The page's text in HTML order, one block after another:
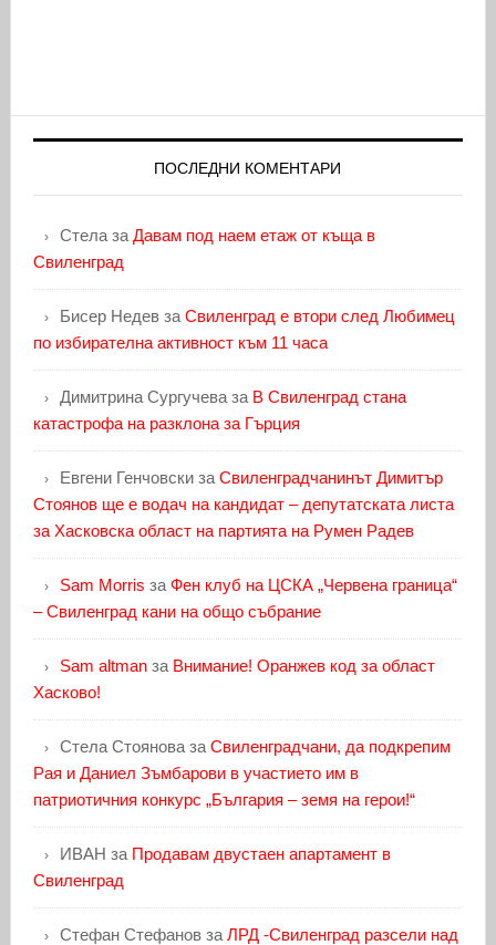
ПОСЛЕДНИ КОМЕНТАРИ
Стелаза Давам под наем етаж от къща в
Свиленград
Бисер Недевза Свиленград е втори след Любимец
по избирателна активност към 11 часа
Димитрина Сургучеваза В Свиленград стана
катастрофа на разклона за Гърция
Евгени Генчовскиза Свиленградчанинът Димитър
Стоянов ще е водач на кандидат – депутатската листа
за Хасковска област на партията на Румен Радев
Sam Morris за Фен клуб на ЦСКА „Червена граница“
– Свиленград кани на общо събрание
Sam altmanза Внимание! Оранжев код за област
Хасково!
Стела Стояноваза Свиленградчани, да подкрепим
Рая и Даниел Зъмбарови в участието им в
патриотичния конкурс „България – земя на герои!“
ИВАН за Продавам двустаен апартамент в
Свиленград
Стефан Стефановза ЛРД -Свиленград разсели над